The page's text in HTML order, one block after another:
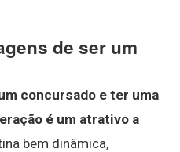
de ser um
concursado e ter uma
é um atrativo a
bem dinâmica,